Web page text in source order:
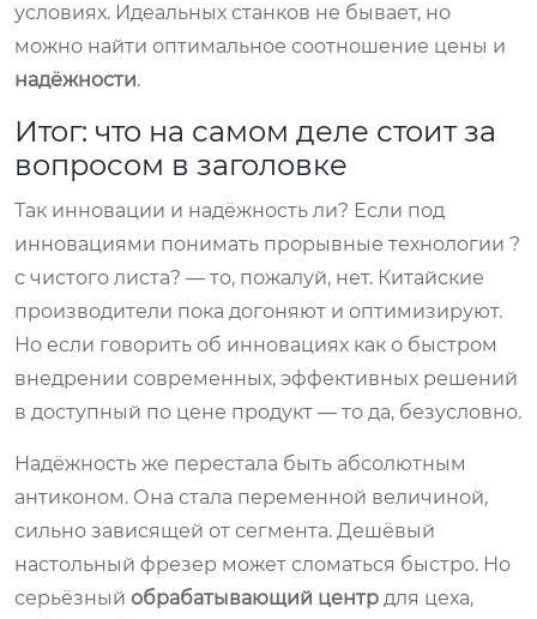
условиях. Идеальных станков не бывает, но
можно найти оптимальное соотношение цены и
надёжности.
Итог: что на самом деле стоит за
вопросом в заголовке
Так инновации и надёжность ли? Если под
инновациями понимать прорывные технологии ?
с чистого листа? — то, пожалуй, нет. Китайские
производители пока догоняют и оптимизируют.
Но если говорить об инновациях как о быстром
внедрении современных, эффективных решений
в доступный по цене продукт — то да, безусловно.
Надёжность же перестала быть абсолютным
антиконом. Она стала переменной величиной,
сильно зависящей от сегмента. Дешёвый
настольный фрезер может сломаться быстро. Но
серьёзный обрабатывающий центр для цеха,